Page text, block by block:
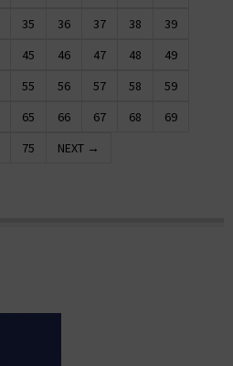
35 36 37 38
39
45 46 47 48
49
55 56 57 58
59
65 66 67 68
69
75 NEXT →